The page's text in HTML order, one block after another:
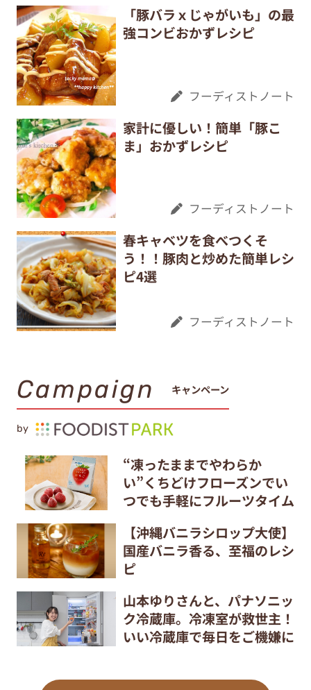
「豚バラｘじゃがいも」の最
強コンビおかずレシピ
フーディストノート
家計に優しい！簡単「豚こ
ま」おかずレシピ
フーディストノート
春キャベツを食べつくそ
う！！豚肉と炒めた簡単レシ
ピ4選
フーディストノート
Campaign キャンペーン
by
“凍ったままでやわらか
い”くちどけフローズンでい
つでも手軽にフルーツタイム
【沖縄バニラシロップ大使】
国産バニラ香る、至福のレシ
ピ
山本ゆりさんと、パナソニッ
ク冷蔵庫。冷凍室が救世主！
いい冷蔵庫で毎日をご機嫌に